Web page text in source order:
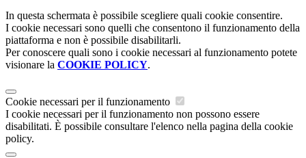
In questa schermata è possibile scegliere quali cookie consentire.
I cookie necessari sono quelli che consentono il funzionamento della
piattaforma e non è possibile disabilitarli.
Per conoscere quali sono i cookie necessari al funzionamento potete
visionare la COOKIE POLICY.
Cookie necessari per il funzionamento
I cookie necessari per il funzionamento non possono essere
disabilitati. È possibile consultare l'elenco nella pagina della cookie
policy.